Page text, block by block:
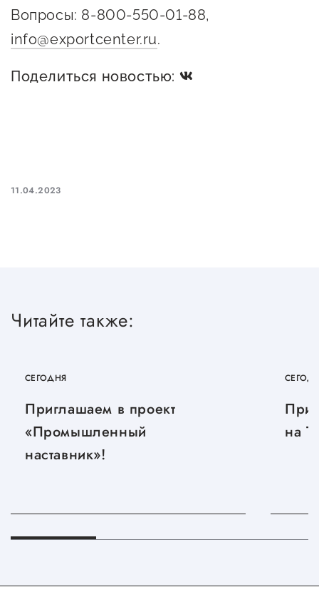
Сообщить о нарушении
АвтоУСН
Иностранным гражданам
Общая информация
Вопросы: 8-800-550-01-88,
info@exportcenter.ru.
Поделиться новостью:
11.04.2023
Читайте также:
СЕГОДНЯ
Приглашаем в проект
«Промышленный
наставник»!
на